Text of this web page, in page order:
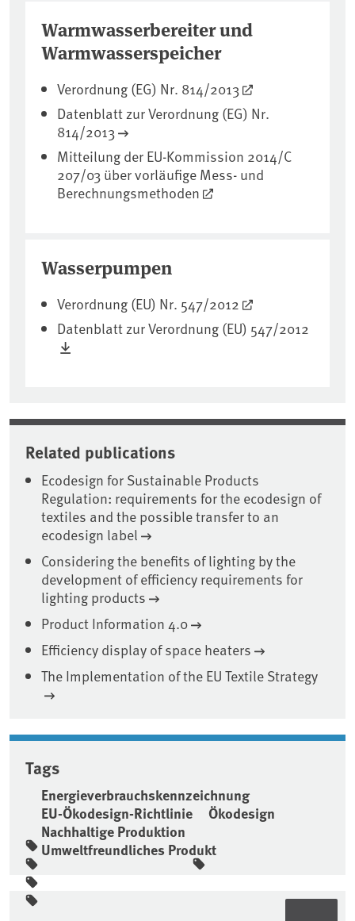
Warmwasserbereiter und
Warmwasserspeicher
Verordnung (EG) Nr. 814/2013
Datenblatt zur Verordnung (EG) Nr.
814/2013
Mitteilung der EU-Kommission 2014/C
207/03 über vorläufige Mess- und
Berechnungsmethoden
Wasserpumpen
Verordnung (EU) Nr. 547/2012
Datenblatt zur Verordnung (EU) 547/2012
Related publications
Ecodesign for Sustainable Products
Regulation: requirements for the ecodesign of
textiles and the possible transfer to an
ecodesign label
Considering the benefits of lighting by the
development of efficiency requirements for
lighting products
Product Information 4.0
Efficiency display of space heaters
The Implementation of the EU Textile Strategy
Tags
Energieverbrauchskennzeichnung
EU-Ökodesign-Richtlinie
Ökodesign
Nachhaltige Produktion
Umweltfreundliches Produkt
Sidebar